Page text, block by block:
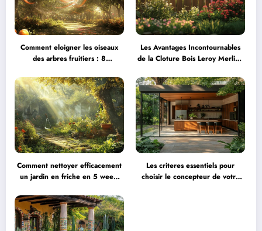
Comment eloigner les oiseaux
des arbres fruitiers : 8
respectueuses
Les Avantages Incontournables
de la Cloture Bois Leroy Merlin :
Protection Durable
Comment nettoyer efficacement
un jardin en friche en 5 week-
Les criteres essentiels pour
choisir le concepteur de votre